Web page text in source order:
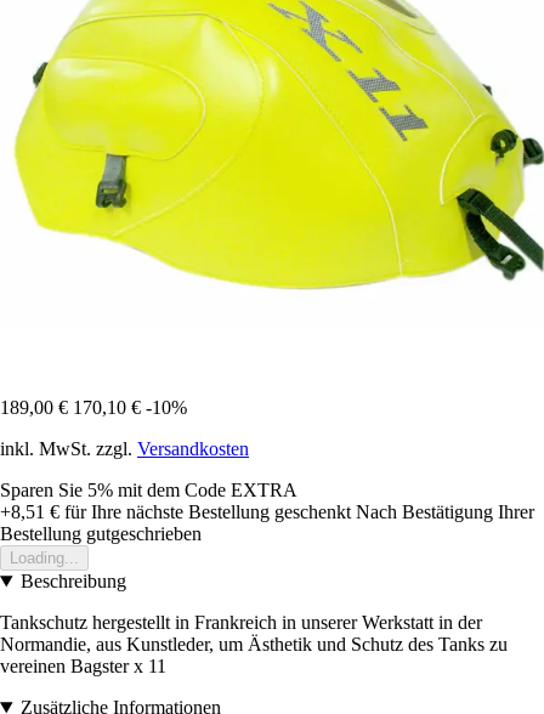
189,00 € 170,10 € -10%
inkl. MwSt. zzgl. Versandkosten
Sparen Sie 5% mit dem Code EXTRA
+8,51 € für Ihre nächste Bestellung geschenkt Nach Bestätigung Ihrer
Bestellung gutgeschrieben
Loading...
Beschreibung
Tankschutz hergestellt in Frankreich in unserer Werkstatt in der
Normandie, aus Kunstleder, um Ästhetik und Schutz des Tanks zu
vereinen Bagster x 11
Zusätzliche Informationen